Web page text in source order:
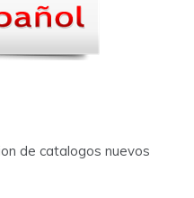
de catalogos nuevos